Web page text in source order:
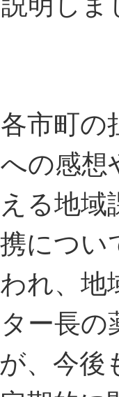
市町の
の感想
る地域
につい
れ、地
ー長の
、今後